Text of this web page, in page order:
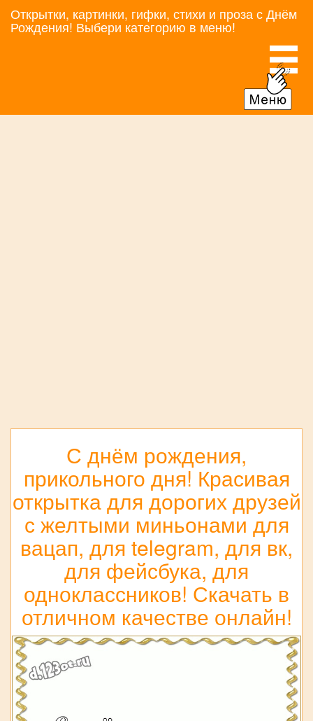
Открытки, картинки, гифки, стихи и проза с Днём
Рождения! Выбери категорию в меню!
С днём рождения,
прикольного дня! Красивая
открытка для дорогих друзей
с желтыми миньонами для
вацап, для telegram, для вк,
для фейсбука, для
одноклассников! Скачать в
отличном качестве онлайн!